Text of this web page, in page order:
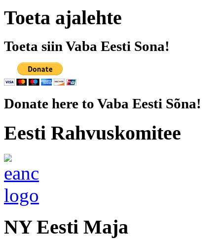
Toeta ajalehte
Toeta siin Vaba Eesti Sona!
Donate here to Vaba Eesti Sõna!
Eesti Rahvuskomitee
NY Eesti Maja